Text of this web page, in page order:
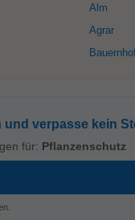
Alm
Agrar
und verpasse kein
für: Pflanzenschutz